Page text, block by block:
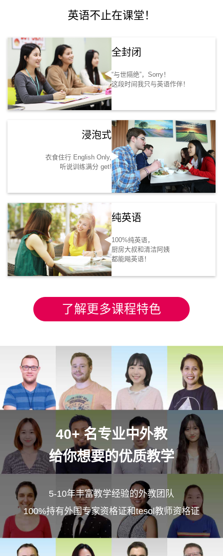
英语不止在课堂！
全封闭
“与世隔绝”，Sorry！
这段时间我只与英语作伴！
浸泡式
衣食住行 English Only,
听说训练满分 get!
纯英语
100%纯英语，
厨房大叔和清洁阿姨
都能飚英语！
了解更多课程特色
40+ 名专业中外教
给你想要的优质教学
5-10年丰富教学经验的外教团队
100%持有外国专家资格证和tesol教师资格证